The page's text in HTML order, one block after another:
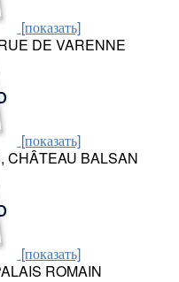
[показать]
DE VARENNE
[показать]
CHÂTEAU BALSAN
[показать]
ROMAIN